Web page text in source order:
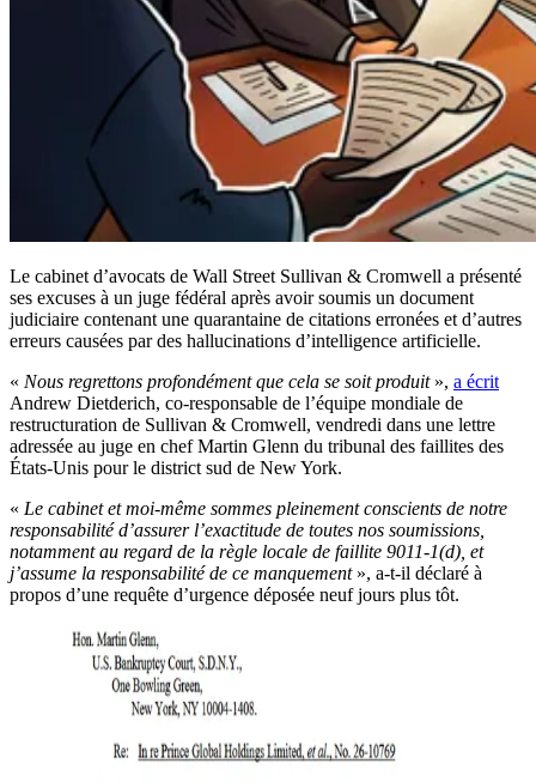
Le cabinet d’avocats de Wall Street Sullivan & Cromwell a présenté
ses excuses à un juge fédéral après avoir soumis un document
judiciaire contenant une quarantaine de citations erronées et d’autres
erreurs causées par des hallucinations d’intelligence artificielle.
« Nous regrettons profondément que cela se soit produit», a écrit
Andrew Dietderich, co-responsable de l’équipe mondiale de
restructuration de Sullivan & Cromwell, vendredi dans une lettre
adressée au juge en chef Martin Glenn du tribunal des faillites des
États-Unis pour le district sud de New York.
« Le cabinet et moi-même sommes pleinement conscients de notre
responsabilité d’assurer l’exactitude de toutes nos soumissions,
notamment au regard de la règle locale de faillite 9011-1(d), et
j’assume la responsabilité de ce manquement», a-t-il déclaré à
propos d’une requête d’urgence déposée neuf jours plus tôt.